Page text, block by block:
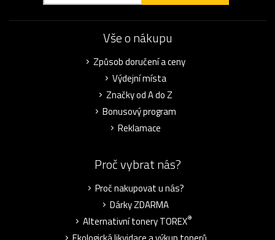
Vše o nákupu
Způsob doručení a ceny
Výdejní místa
Značky od A do Z
Bonusový program
Reklamace
Proč vybrat nás?
Proč nakupovat u nás?
Dárky ZDARMA
Alternativní tonery TOREX®